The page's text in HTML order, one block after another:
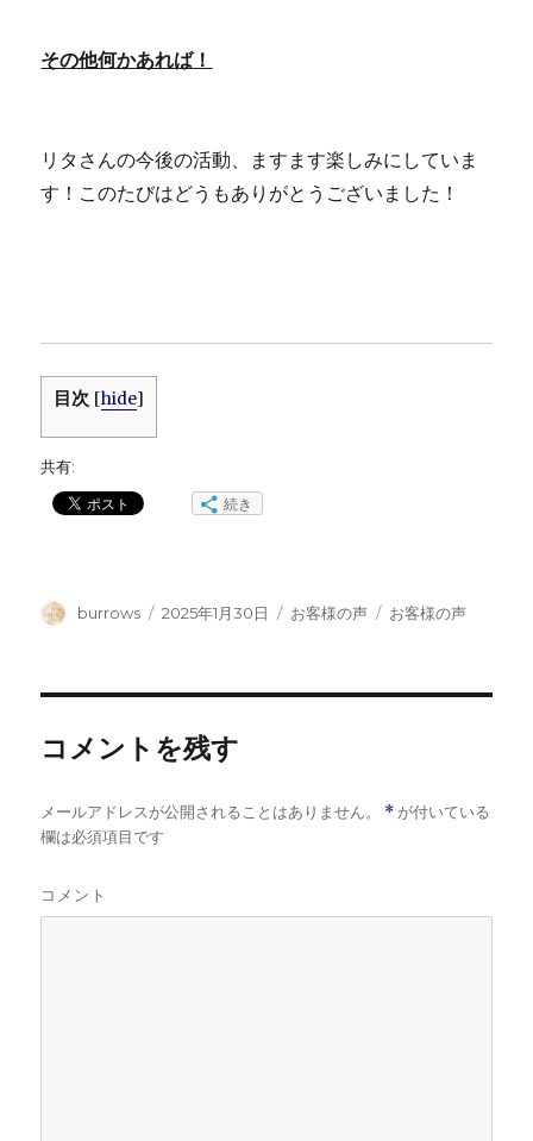
その他何かあれば！
リタさんの今後の活動、ますます楽しみにしていま
す！このたびはどうもありがとうございました！
目次 [hide]
共有:
続き
投
burrows
投
2025年1月30日
カ
お客様の声
タ
お客様の声
コメントを残す
メールアドレスが公開されることはありません。 * が付いている
欄は必須項目です
コメント